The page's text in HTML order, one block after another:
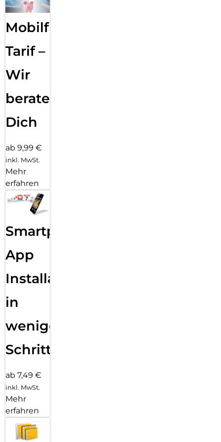
Mobilfunk
Tarif –
Wir
beraten
Dich
ab 9,99 €
inkl. MwSt.
Mehr
erfahren
Smartphone
App
Installation
in
wenigen
Schritten
ab 7,49 €
inkl. MwSt.
Mehr
erfahren